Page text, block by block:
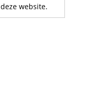
deze website.